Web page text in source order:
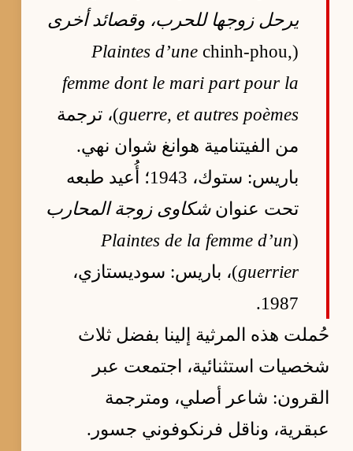
يرحل زوجها للحرب، وقصائد أخرى
(
Plaintes d’une chinh-phou,
femme dont le mari part pour la
guerre, et autres poèmes)، ترجمة
من الفيتنامية هوانغ شوان نهي.
باريس: ستوك، 1943؛ أُعيد طبعه
تحت عنوانشكاوى زوجة المحارب
(
Plaintes de la femme d’un
guerrier)، باريس: سوديستازي،
1987.
حُملت هذه المرثية إلينا بفضل ثلاث
شخصيات استثنائية، اجتمعت عبر
القرون: شاعر أصلي، ومترجمة
عبقرية، وناقل فرنكوفوني جسور.